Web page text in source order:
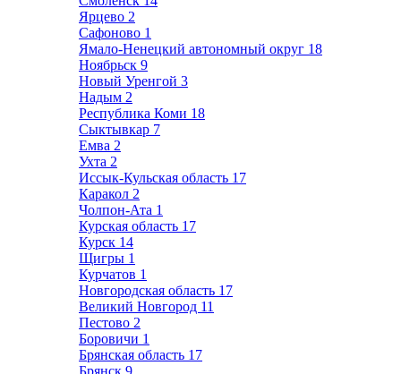
Ярцево 2
Сафоново 1
Ямало-Ненецкий автономный округ 18
Ноябрьск 9
Новый Уренгой 3
Надым 2
Республика Коми 18
Сыктывкар 7
Емва 2
Ухта 2
Иссык-Кульская область 17
Каракол 2
Чолпон-Ата 1
Курская область 17
Курск 14
Щигры 1
Курчатов 1
Новгородская область 17
Великий Новгород 11
Пестово 2
Боровичи 1
Брянская область 17
Брянск 9